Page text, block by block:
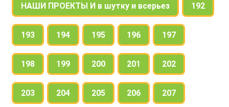
НАШИ ПРОЕКТЫ И в шутку и всерьез 192
193 194 195 196 197
198 199 200 201 202
203 204 205 206 207